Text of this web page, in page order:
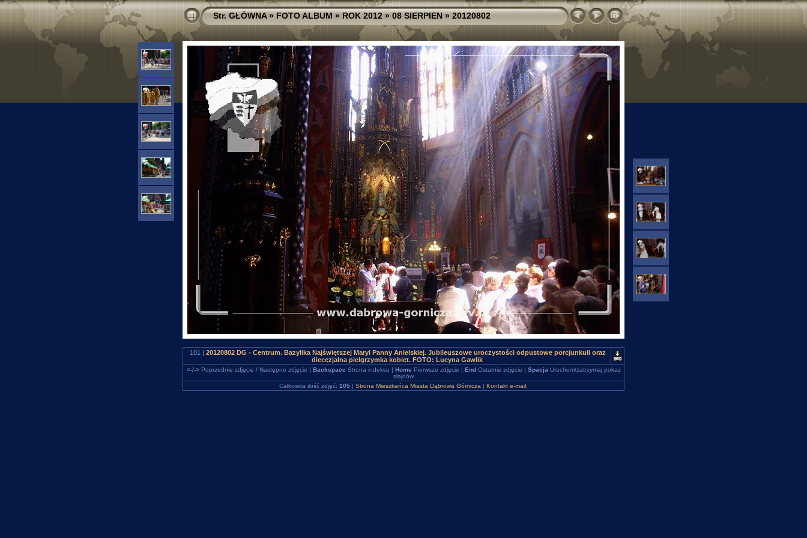
Str. GŁÓWNA»FOTO ALBUM»ROK 2012»08 SIERPIEN»20120802
101 | 20120802 DG - Centrum. Bazylika Najświętszej Maryi Panny Anielskiej. Jubileuszowe uroczystości odpustowe porcjunkuli oraz
diecezjalna pielgrzymka kobiet. FOTO: Lucyna Gawlik
<-/->Poprzednie zdjęcie / Następne zdjęcie | Backspace Strona indeksu | Home Pierwsze zdjęcie | EndOstatnie zdjęcie | Spacja Uruchom/zatrzymaj pokaz
slajdów
Całkowita ilość zdjęć: 105 | Strona Mieszkańca Miasta Dąbrowa Górnicza | Kontakt e-mail: